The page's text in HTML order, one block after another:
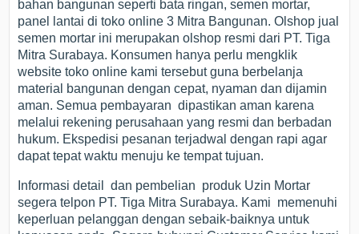
bahan bangunan seperti bata ringan, semen mortar,
panel lantai di toko online 3 Mitra Bangunan. Olshop jual
semen mortar ini merupakan olshop resmi dari PT. Tiga
Mitra Surabaya. Konsumen hanya perlu mengklik
website toko online kami tersebut guna berbelanja
material bangunan dengan cepat, nyaman dan dijamin
aman. Semua pembayaran dipastikan aman karena
melalui rekening perusahaan yang resmi dan berbadan
hukum. Ekspedisi pesanan terjadwal dengan rapi agar
dapat tepat waktu menuju ke tempat tujuan.
Informasi detail dan pembelian produk Uzin Mortar
segera telpon PT. Tiga Mitra Surabaya. Kami memenuhi
keperluan pelanggan dengan sebaik-baiknya untuk